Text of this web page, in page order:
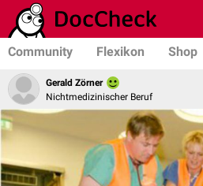
Community Flexikon Shop
Gerald Zörner
Nichtmedizinischer Beruf